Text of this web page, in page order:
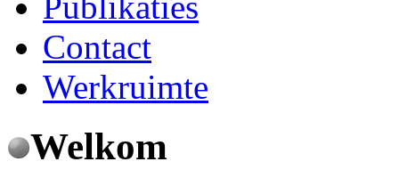
Contact
Werkruimte
Welkom